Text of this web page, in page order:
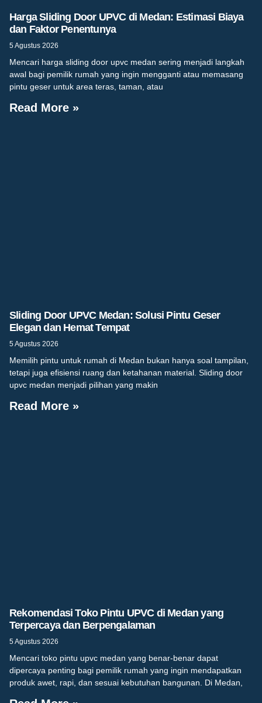
Harga Sliding Door UPVC di Medan: Estimasi Biaya
dan Faktor Penentunya
5 Agustus 2026
Mencari harga sliding door upvc medan sering menjadi langkah
awal bagi pemilik rumah yang ingin mengganti atau memasang
pintu geser untuk area teras, taman, atau
Read More »
Sliding Door UPVC Medan: Solusi Pintu Geser
Elegan dan Hemat Tempat
5 Agustus 2026
Memilih pintu untuk rumah di Medan bukan hanya soal tampilan,
tetapi juga efisiensi ruang dan ketahanan material. Sliding door
upvc medan menjadi pilihan yang makin
Read More »
Rekomendasi Toko Pintu UPVC di Medan yang
Terpercaya dan Berpengalaman
5 Agustus 2026
Mencari toko pintu upvc medan yang benar-benar dapat
dipercaya penting bagi pemilik rumah yang ingin mendapatkan
produk awet, rapi, dan sesuai kebutuhan bangunan. Di Medan,